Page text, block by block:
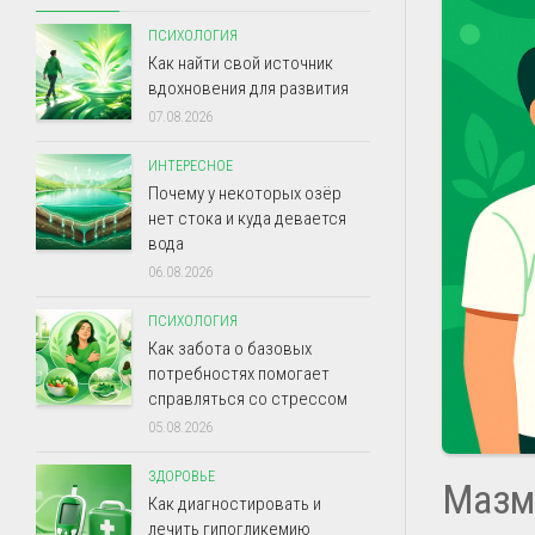
ПСИХОЛОГИЯ
Как найти свой источник
вдохновения для развития
07.08.2026
ИНТЕРЕСНОЕ
Почему у некоторых озёр
нет стока и куда девается
вода
06.08.2026
ПСИХОЛОГИЯ
Как забота о базовых
потребностях помогает
справляться со стрессом
05.08.2026
ЗДОРОВЬЕ
Как диагностировать и
лечить гипогликемию